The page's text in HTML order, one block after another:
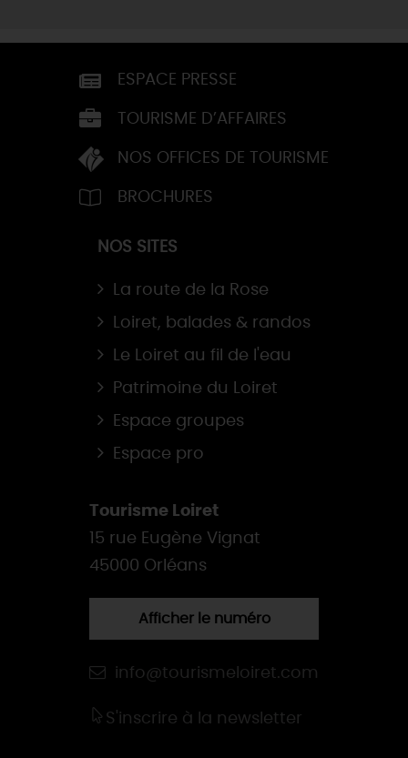
ESPACE PRESSE
TOURISME D’AFFAIRES
NOS OFFICES DE TOURISME
BROCHURES
NOS SITES
La route de la Rose
Loiret, balades & randos
Le Loiret au fil de l'eau
Patrimoine du Loiret
Espace groupes
Espace pro
Tourisme Loiret
15 rue Eugène Vignat
45000 Orléans
Afficher le numéro
info@tourismeloiret.com
S'inscrire à la newsletter